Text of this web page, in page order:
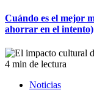
Cuándo es el mejor
ahorrar en el intento)
4 min de lectura
Noticias